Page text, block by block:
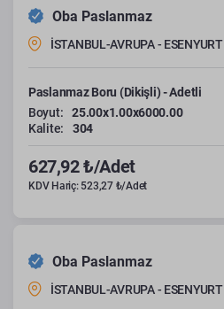
Oba Paslanmaz
İSTANBUL-AVRUPA - ESENYURT
Paslanmaz Boru (Dikişli) - Adetli
Boyut:
25.00x1.00x6000.00
Kalite:
304
627,92 ₺/Adet
KDV Hariç: 523,27 ₺/Adet
Oba Paslanmaz
İSTANBUL-AVRUPA - ESENYURT